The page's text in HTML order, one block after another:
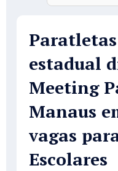
estadual
Meeting
Manaus
vagas
Escolares